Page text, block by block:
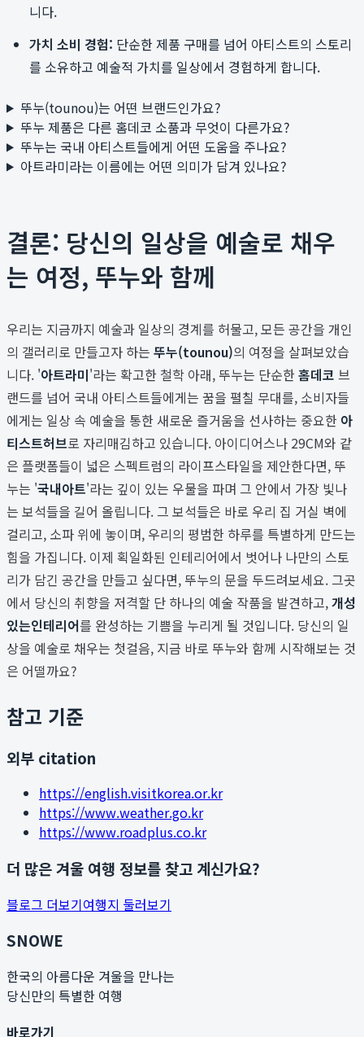
니다.
가치 소비 경험: 단순한 제품 구매를 넘어 아티스트의 스토리
를 소유하고 예술적 가치를 일상에서 경험하게 합니다.
뚜누(tounou)는 어떤 브랜드인가요?
뚜누 제품은 다른 홈데코 소품과 무엇이 다른가요?
뚜누는 국내 아티스트들에게 어떤 도움을 주나요?
아트라미라는 이름에는 어떤 의미가 담겨 있나요?
결론: 당신의 일상을 예술로 채우
는 여정, 뚜누와 함께
우리는 지금까지 예술과 일상의 경계를 허물고, 모든 공간을 개인
의 갤러리로 만들고자 하는 뚜누(tounou)의 여정을 살펴보았습
니다. '아트라미'라는 확고한 철학 아래, 뚜누는 단순한 홈데코 브
랜드를 넘어 국내 아티스트들에게는 꿈을 펼칠 무대를, 소비자들
에게는 일상 속 예술을 통한 새로운 즐거움을 선사하는 중요한 아
티스트허브로 자리매김하고 있습니다. 아이디어스나 29CM와 같
은 플랫폼들이 넓은 스펙트럼의 라이프스타일을 제안한다면, 뚜
누는 '국내아트'라는 깊이 있는 우물을 파며 그 안에서 가장 빛나
는 보석들을 길어 올립니다. 그 보석들은 바로 우리 집 거실 벽에
걸리고, 소파 위에 놓이며, 우리의 평범한 하루를 특별하게 만드는
힘을 가집니다. 이제 획일화된 인테리어에서 벗어나 나만의 스토
리가 담긴 공간을 만들고 싶다면, 뚜누의 문을 두드려보세요. 그곳
에서 당신의 취향을 저격할 단 하나의 예술 작품을 발견하고,개성
있는인테리어를 완성하는 기쁨을 누리게 될 것입니다. 당신의 일
상을 예술로 채우는 첫걸음, 지금 바로 뚜누와 함께 시작해보는 것
은 어떨까요?
참고 기준
외부 citation
https://english.visitkorea.or.kr
https://www.weather.go.kr
https://www.roadplus.co.kr
더 많은 겨울 여행 정보를 찾고 계신가요?
블로그 더보기여행지 둘러보기
SNOWE
한국의 아름다운 겨울을 만나는
당신만의 특별한 여행
바로가기